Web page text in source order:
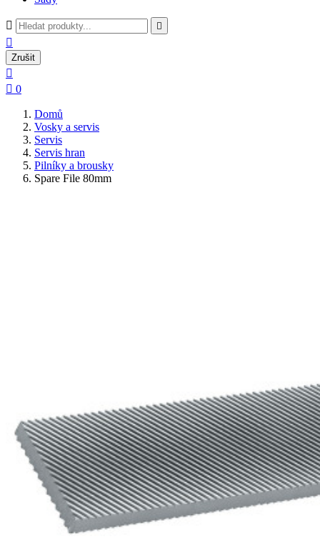
 

Zrušit

 0
Domů
Vosky a servis
Servis
Servis hran
Pilníky a brousky
Spare File 80mm